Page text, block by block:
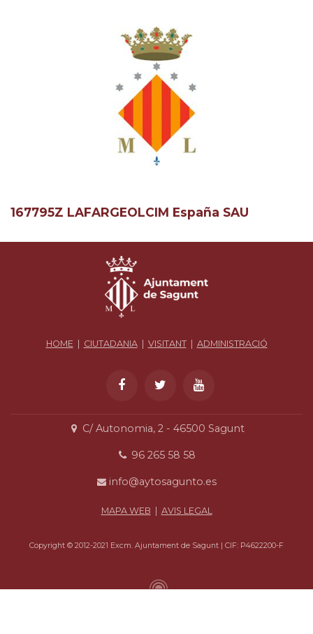
167795Z LAFARGEOLCIM España SAU
HOME CIUTADANIA| VISITANT| ADMINISTRACIÓ
C/ Autonomia, 2 - 46500 Sagunt
96 265 58 58
info@aytosagunto.es
MAPA WEB AVIS LEGAL
Copyright © 2012-2021 Excm. Ajuntament de Sagunt | CIF: P4622200-F